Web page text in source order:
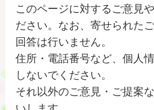
このページに対するご意見
ださい。なお、寄せられた
回答は行いません。
住所・電話番号など、個人
しないでください。
それ以外のご意見・ご提案